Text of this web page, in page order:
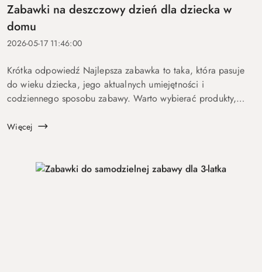
Zabawki na deszczowy dzień dla dziecka w
domu
2026-05-17 11:46:00
Krótka odpowiedź Najlepsza zabawka to taka, która pasuje
do wieku dziecka, jego aktualnych umiejętności i
codziennego sposobu zabawy. Warto wybierać produkty,
możliwość sam...
Więcej